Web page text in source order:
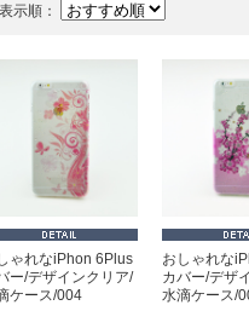
表示順：
ゃれなiPhon 6Plus
ー/デザインクリア/
ケース/004
おしゃれな
カバー/デザ
水滴ケース/